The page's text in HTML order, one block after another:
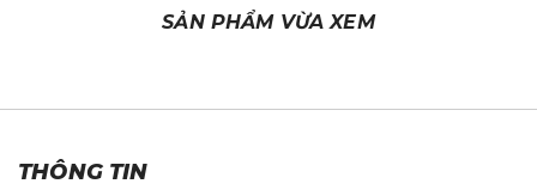
SẢN PHẨM VỪA XEM
THÔNG TIN